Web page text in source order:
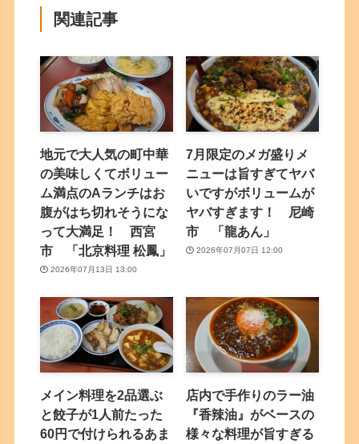
関連記事
地元で大人気の町中華
の美味しくてボリュー
ム満点のAランチはお
腹がはち切れそうにな
って大満足！ 西宮
市 「北京料理 松鳳」
2026年07月13日 13:00
7月限定のメガ盛りメ
ニューは旨すぎてヤバ
いですがボリュームが
ヤバすぎます！ 尼崎
市 「龍あん」
2026年07月07日 12:00
メイン料理を2品選ぶ
と餃子が1人前たった
60円で付けられるあま
店内で手作りのラー油
『香辣油』がベースの
様々な料理が旨すぎる